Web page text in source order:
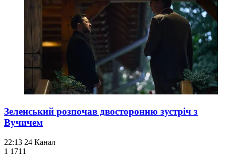
Зеленський розпочав двосторонню зустріч з
Вучичем
22:13 24 Канал
1 171 1